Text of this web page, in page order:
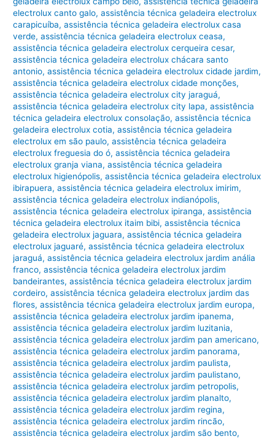
electrolux canto galo,assistência técnica geladeira electrolux
carapicuíba,assistência técnica geladeira electrolux casa
verde,assistência técnica geladeira electrolux ceasa,
assistência técnica geladeira electrolux cerqueira cesar,
assistência técnica geladeira electrolux chácara santo
antonio,assistência técnica geladeira electrolux cidade jardim,
assistência técnica geladeira electrolux cidade monções,
assistência técnica geladeira electrolux city jaraguá,
assistência técnica geladeira electrolux city lapa,assistência
técnica geladeira electrolux consolação,assistência técnica
geladeira electrolux cotia,assistência técnica geladeira
electrolux em são paulo,assistência técnica geladeira
electrolux freguesia do ó,assistência técnica geladeira
electrolux granja viana,assistência técnica geladeira
electrolux higienópolis,assistência técnica geladeira electrolux
ibirapuera,assistência técnica geladeira electrolux imirim,
assistência técnica geladeira electrolux indianópolis,
assistência técnica geladeira electrolux ipiranga,assistência
técnica geladeira electrolux itaim bibi,assistência técnica
geladeira electrolux jaguara,assistência técnica geladeira
electrolux jaguaré,assistência técnica geladeira electrolux
jaraguá,assistência técnica geladeira electrolux jardim anália
franco,assistência técnica geladeira electrolux jardim
bandeirantes,assistência técnica geladeira electrolux jardim
cordeiro,assistência técnica geladeira electrolux jardim das
flores,assistência técnica geladeira electrolux jardim europa,
assistência técnica geladeira electrolux jardim ipanema,
assistência técnica geladeira electrolux jardim luzitania,
assistência técnica geladeira electrolux jardim pan americano,
assistência técnica geladeira electrolux jardim panorama,
assistência técnica geladeira electrolux jardim paulista,
assistência técnica geladeira electrolux jardim paulistano,
assistência técnica geladeira electrolux jardim petropolis,
assistência técnica geladeira electrolux jardim planalto,
assistência técnica geladeira electrolux jardim regina,
assistência técnica geladeira electrolux jardim rincão,
assistência técnica geladeira electrolux jardim são bento,